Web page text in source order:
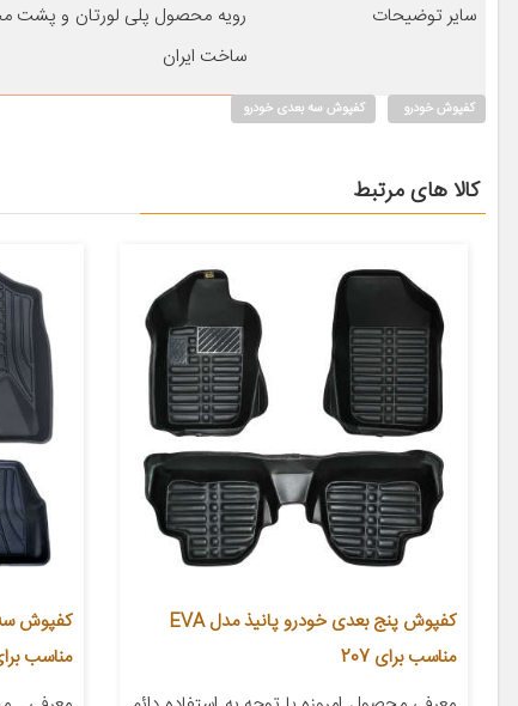
سایر توضیحات
رویه محصول پلی لورتان و پشت
ساخت ایران
کفپوش خودرو کفپوش سه بعدی خودرو
کالا های مرتبط
کفپوش پنج بعدی خودرو پانیذ مدل EVA
مناسب برای 207
مناسب